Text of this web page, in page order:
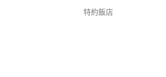
特約飯店